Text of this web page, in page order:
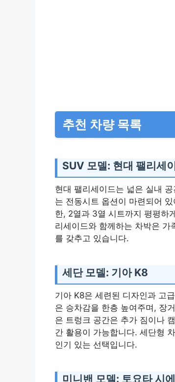
추천 차량 목록
SUV 모델: 현대 팰리세
현대 팰리세이드는 넓은 실내
는 전동시트 옵션이 마련되어
한, 2열과 3열 시트까지 평평하
리세이드와 함께하는 차박은
를 갖추고 있습니다.
세단 모델: 기아 K8
기아 K8은 세련된 디자인과 고
은 승차감을 한층 높여주며, 장
은 트렁크 공간은 추가 짐이나
간 활용이 가능합니다. 세단형
인기 있는 선택입니다.
미니밴 모델: 토요타 시